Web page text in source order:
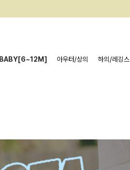
BABY[6~12M] 아우터/상의 하의/레깅스